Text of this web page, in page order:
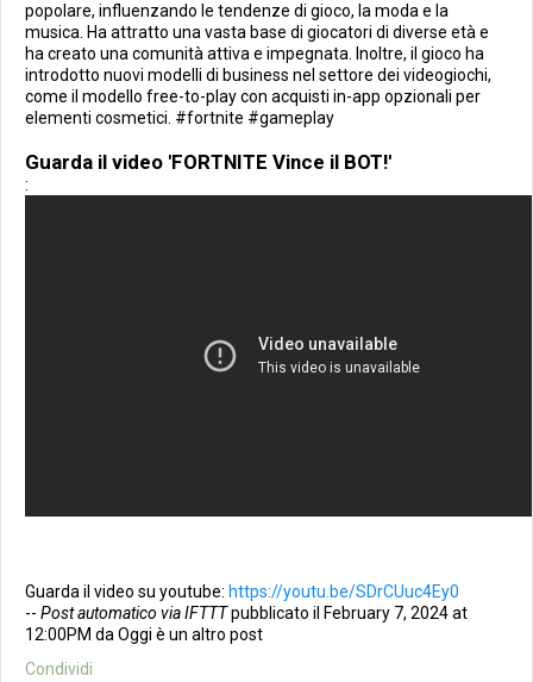
popolare, influenzando le tendenze di gioco, la moda e la
musica. Ha attratto una vasta base di giocatori di diverse età e
ha creato una comunità attiva e impegnata. Inoltre, il gioco ha
introdotto nuovi modelli di business nel settore dei videogiochi,
come il modello free-to-play con acquisti in-app opzionali per
elementi cosmetici. #fortnite #gameplay
Guarda il video 'FORTNITE Vince il BOT!'
:
Guarda il video su youtube: https://youtu.be/SDrCUuc4Ey0
-- Post automatico via IFTTTpubblicato il February 7, 2024 at
12:00PM da Oggi è un altro post
Condividi